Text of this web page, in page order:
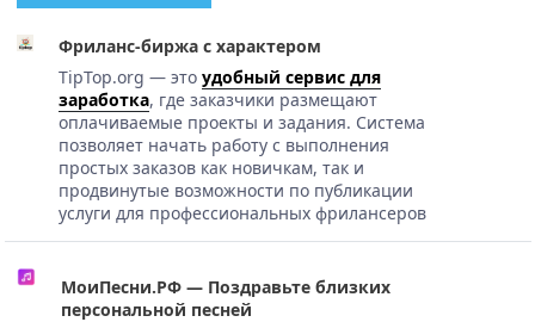
Фриланс-биржа с характером
TipTop.org — это удобный сервис для
заработка, где заказчики размещают
оплачиваемые проекты и задания. Система
позволяет начать работу с выполнения
простых заказов как новичкам, так и
продвинутые возможности по публикации
услуги для профессиональных фрилансеров
МоиПесни.РФ — Поздравьте близких
персональной песней